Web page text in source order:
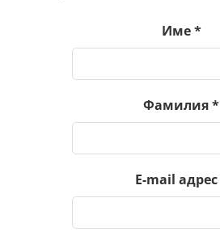
Име*
Фамилия*
E-mail адрес